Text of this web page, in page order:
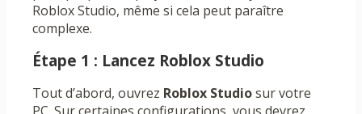
Roblox Studio, même si cela peut paraître
complexe.
Étape 1 : Lancez Roblox Studio
Tout d’abord, ouvrez Roblox Studiosur votre